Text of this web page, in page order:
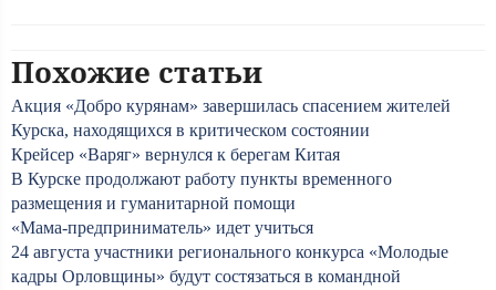
Похожие статьи
Акция «Добро курянам» завершилась спасением жителей
Курска, находящихся в критическом состоянии
Крейсер «Варяг» вернулся к берегам Китая
В Курске продолжают работу пункты временного
размещения и гуманитарной помощи
«Мама-предприниматель» идет учиться
24 августа участники регионального конкурса «Молодые
кадры Орловщины» будут состязаться в командной